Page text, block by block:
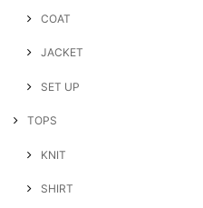
COAT
JACKET
SET UP
TOPS
KNIT
SHIRT